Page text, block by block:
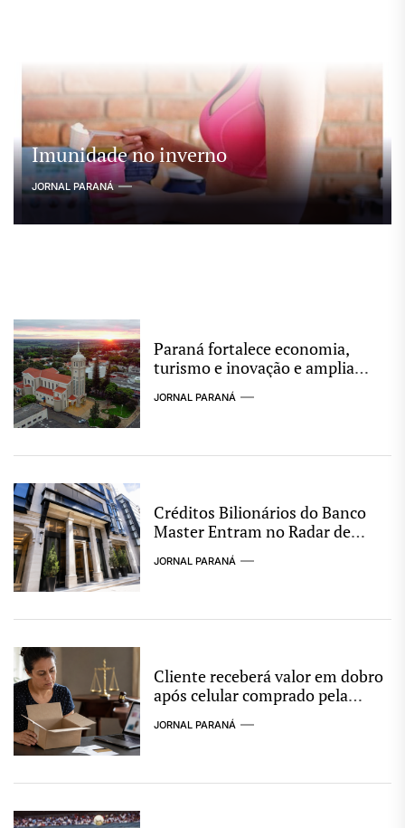
Imunidade no inverno
JORNAL PARANÁ
Paraná fortalece economia,
turismo e inovação e amplia
protagonismo no cenário
nacional
JORNAL PARANÁ
Créditos Bilionários do Banco
Master Entram no Radar de
Investigação por Supostas
Ligações com Esquema
JORNAL PARANÁ
Cliente receberá valor em dobro
após celular comprado pela
internet não ser entregue
JORNAL PARANÁ